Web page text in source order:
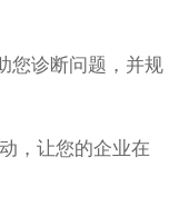
您诊断问题，并规
，让您的企业在